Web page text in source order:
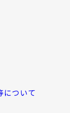
のお知ら
団体保険の
について